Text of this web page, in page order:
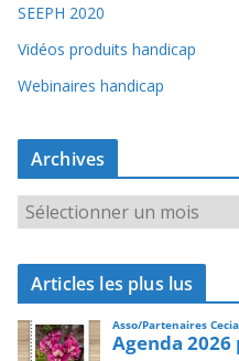
SEEPH 2020
Vidéos produits handicap
Webinaires handicap
Archives
r
c
i
v
Articles les plus lus